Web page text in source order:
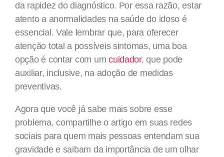
da rapidez do diagnóstico. Por essa razão, estar
atento a anormalidades na saúde do idoso é
essencial. Vale lembrar que, para oferecer
atenção total a possíveis sintomas, uma boa
opção é contar com umcuidador, que pode
auxiliar, inclusive, na adoção de medidas
preventivas.
Agora que você já sabe mais sobre esse
problema, compartilhe o artigo em suas redes
sociais para quem mais pessoas entendam sua
gravidade e saibam da importância de um olhar